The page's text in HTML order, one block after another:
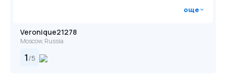
Veronique21278
Moscow, Russia
1/5
още